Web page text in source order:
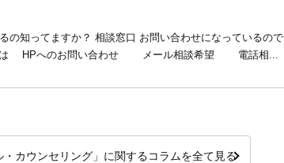
の知ってますか？ 相談窓口 お問い合わせになっているので
には HPへのお問い合わせ メール相談希望 電話相...
・カウンセリング」に関するコラムを全て見る